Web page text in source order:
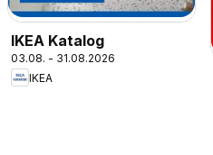
IKEA Katalog
03.08. - 31.08.2026
IKEA